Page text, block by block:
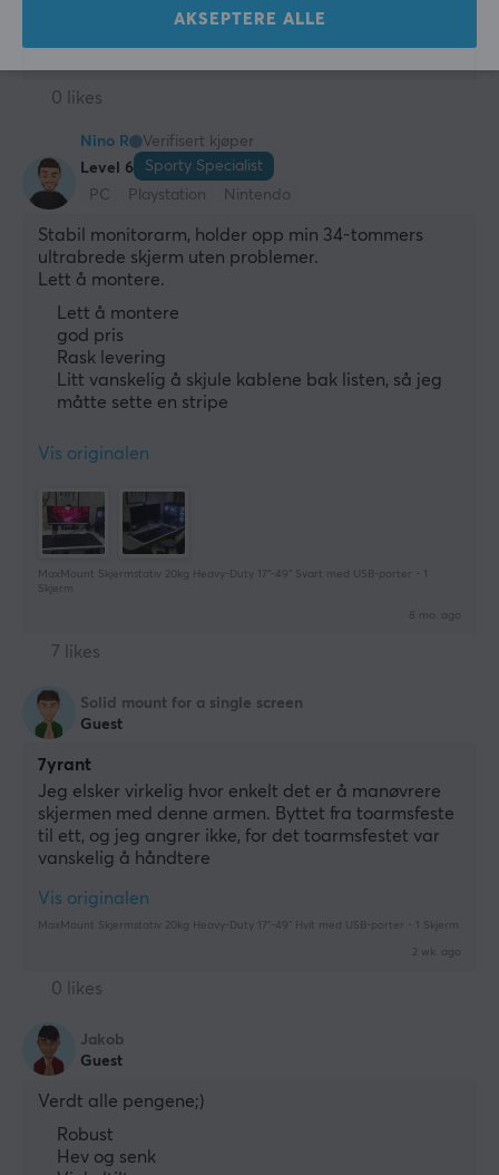
0 likes
Nino R
Verifisert kjøper
Level 6
Sporty Specialist
PC
Playstation Nintendo
Stabil monitorarm, holder opp min 34-tommers
ultrabrede skjerm uten problemer.
Lett å montere.
Lett å montere
god pris
Rask levering
Litt vanskelig å skjule kablene bak listen, så jeg
måtte sette en stripe
Vis originalen
MaxMount Skjermstativ 20kg Heavy-Duty 17”-49” Svart med USB-porter - 1
Skjerm
8 mo. ago
7 likes
Solid mount for a single screen
Guest
7yrant
Jeg elsker virkelig hvor enkelt det er å manøvrere
skjermen med denne armen. Byttet fra toarmsfeste
til ett, og jeg angrer ikke, for det toarmsfestet var
vanskelig å håndtere
Vis originalen
MaxMount Skjermstativ 20kg Heavy-Duty 17”-49” Hvit med USB-porter - 1 Skjerm
2 wk. ago
0 likes
Jakob
Guest
Verdt alle pengene;)
Robust
Hev og senk
AKSEPTERE ALLE